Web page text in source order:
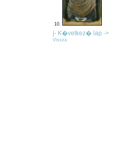
10.
|- K�vetkez� lap ->
Vissza